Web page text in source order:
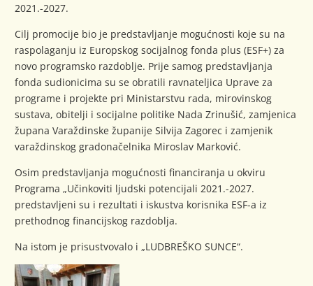
2021.-2027.
Cilj promocije bio je predstavljanje mogućnosti koje su na
raspolaganju iz Europskog socijalnog fonda plus (ESF+) za
novo programsko razdoblje. Prije samog predstavljanja
fonda sudionicima su se obratili ravnateljica Uprave za
programe i projekte pri Ministarstvu rada, mirovinskog
sustava, obitelji i socijalne politike Nada Zrinušić, zamjenica
župana Varaždinske županije Silvija Zagorec i zamjenik
varaždinskog gradonačelnika Miroslav Marković.
Osim predstavljanja mogućnosti financiranja u okviru
Programa „Učinkoviti ljudski potencijali 2021.-2027.
predstavljeni su i rezultati i iskustva korisnika ESF-a iz
prethodnog financijskog razdoblja.
Na istom je prisustvovalo i „LUDBREŠKO SUNCE“.